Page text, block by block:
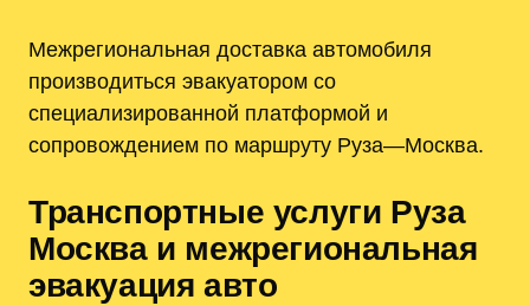
Межрегиональная доставка автомобиля
производиться эвакуатором со
специализированной платформой и
сопровождением по маршруту Руза—Москва.
Транспортные услуги Руза
Москва и межрегиональная
эвакуация авто